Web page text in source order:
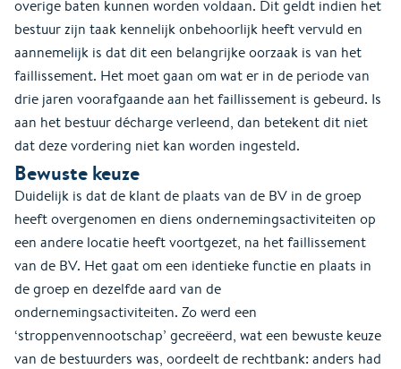
overige baten kunnen worden voldaan. Dit geldt indien het
bestuur zijn taak kennelijk onbehoorlijk heeft vervuld en
aannemelijk is dat dit een belangrijke oorzaak is van het
faillissement. Het moet gaan om wat er in de periode van
drie jaren voorafgaande aan het faillissement is gebeurd. Is
aan het bestuur décharge verleend, dan betekent dit niet
dat deze vordering niet kan worden ingesteld.
Bewuste keuze
Duidelijk is dat de klant de plaats van de BV in de groep
heeft overgenomen en diens ondernemingsactiviteiten op
een andere locatie heeft voortgezet, na het faillissement
van de BV. Het gaat om een identieke functie en plaats in
de groep en dezelfde aard van de
ondernemingsactiviteiten. Zo werd een
‘stroppenvennootschap’ gecreëerd, wat een bewuste keuze
van de bestuurders was, oordeelt de rechtbank: anders had